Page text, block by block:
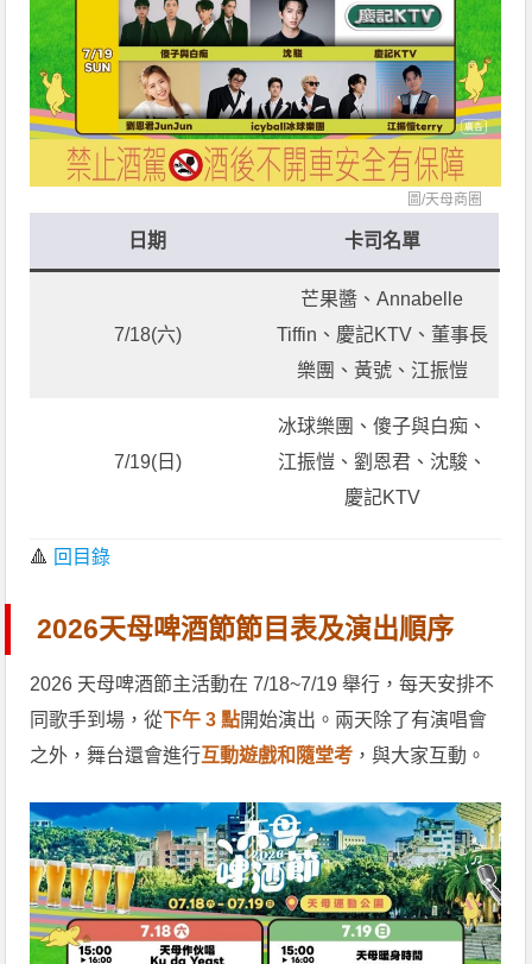
圖/天母商圈
日期 卡司名單
7/18(六)
芒果醬、Annabelle
Tiffin、慶記KTV、董事長
樂團、黃號、江振愷
7/19(日)
冰球樂團、傻子與白痴​、
江振愷、劉恩君、沈駿、
慶記KTV
🔺 回目錄
2026天母啤酒節節目表及演出順序
2026 天母啤酒節主活動在 7/18~7/19 舉行，每天安排不
同歌手到場，從下午 3 點開始演出。兩天除了有演唱會
之外，舞台還會進行互動遊戲和隨堂考 ，與大家互動。